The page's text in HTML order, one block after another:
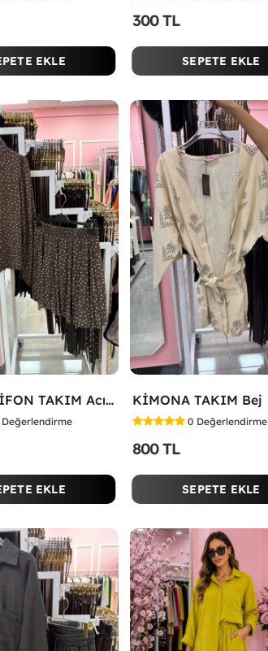
EKLE
300 TL
SEPETE EKLE
ETEKLİ ŞİFON TAKIM Acı Kahve
Değerlendirme
EKLE
KİMONA TAKIM Bej
0 Değerlendirme
800 TL
SEPETE EKLE